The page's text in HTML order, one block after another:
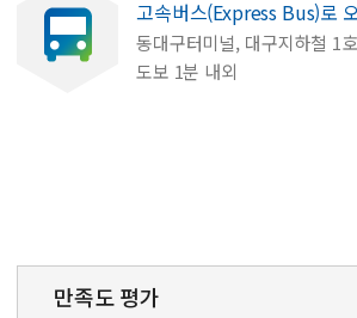
고속버스(Express Bus)로
동대구터미널, 대구지하철 1
도보 1분 내외
만족도 평가